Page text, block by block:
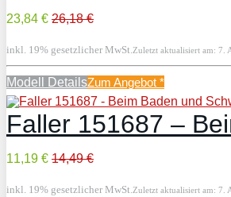
23,84 € 26,18 €
inkl. 19% gesetzlicher MwSt.Zuletzt aktualisiert am: 7.
Modell DetailsZum Angebot *
Faller 151687 –
11,19 € 14,49 €
inkl. 19% gesetzlicher MwSt.Zuletzt aktualisiert am: 7.